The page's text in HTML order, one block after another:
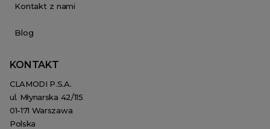
Kontakt z nami
Blog
KONTAKT
CLAMODI P.S.A.
ul. Młynarska 42/115
01-171 Warszawa
Polska